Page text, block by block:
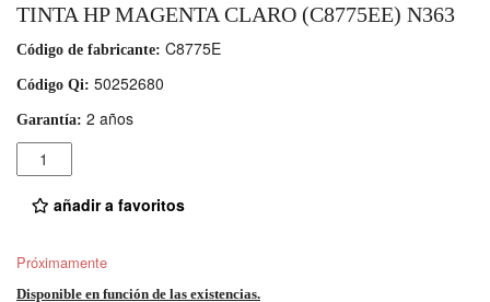
TINTA HP MAGENTA CLARO (C8775EE) N363
Código de fabricante: C8775E
Código Qi: 50252680
Garantía: 2 años
Cantidad
añadir a favoritos
Próximamente
Disponible en función de las existencias.